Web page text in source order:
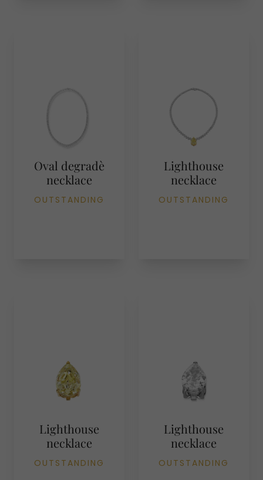
Oval degradè
necklace
OUTSTANDING
Lighthouse
necklace
OUTSTANDING
Lighthouse
necklace
OUTSTANDING
Lighthouse
necklace
OUTSTANDING